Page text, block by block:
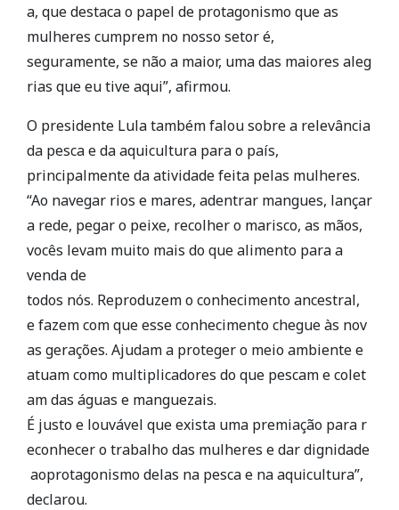
a, que destaca o papel de protagonismo que as
mulheres cumprem no nosso setor é,
seguramente, se não a maior, uma das maiores aleg
rias que eu tive aqui”, afirmou.
O presidente Lula também falou sobre a relevância
da pesca e da aquicultura para o país,
principalmente da atividade feita pelas mulheres.
“Ao navegar rios e mares, adentrar mangues, lançar
a rede, pegar o peixe, recolher o marisco, as mãos,
vocês levam muito mais do que alimento para a
venda de
todos nós. Reproduzem o conhecimento ancestral,
e fazem com que esse conhecimento chegue às nov
as gerações. Ajudam a proteger o meio ambiente e
atuam como multiplicadores do que pescam e colet
am das águas e manguezais.
É justo e louvável que exista uma premiação para r
econhecer o trabalho das mulheres e dar dignidade
aoprotagonismo delas na pesca e na aquicultura”,
declarou.